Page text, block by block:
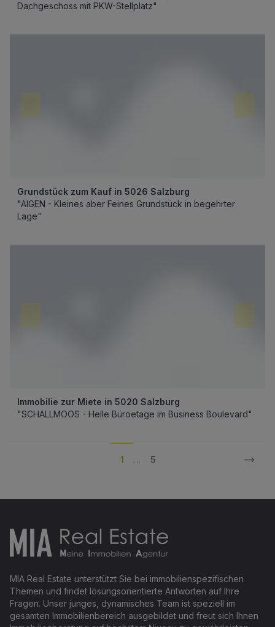
Dachgeschoss mit PKW-Stellplatz"
Grundstück zum Kauf in 5026 Salzburg
"AIGEN - Kleines aber Feines Grundstück in begehrter
Lage"
Immobilie zur Miete in 5020 Salzburg
"SCHALLMOOS - Helle Büroetage im Business Boulevard"
1 … 5
MIA Real Estate unterstützt Sie bei immobilienspezifischen
Themen und findet lösungsorientierte Antworten auf Ihre
Fragen. Unser junges, dynamisches Team ist speziell im
gesamten Immobilienbereich ausgebildet und freut sich Ihnen